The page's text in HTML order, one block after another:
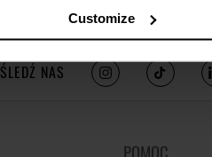
Customize
ŚLEDŹ NAS
POMOC